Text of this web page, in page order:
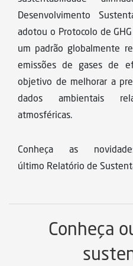
Sustentabilidade
Desenvolvimento
adotou o Protocolo de
um padrão globalmente
emissões de gases de
objetivo de melhorar a
dados ambientais
atmosféricas.
Conheça as
último Relatório de
Conheça